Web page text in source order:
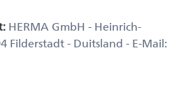
HERMA GmbH - Heinrich-
Filderstadt - Duitsland - E-Mail: